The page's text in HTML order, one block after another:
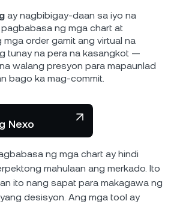
ay nagbibigay-daan sa iyo na
ng mga chart at
mga order gamit ang virtual na
tunay na pera na kasangkot —
walang presyon para mapaunlad
bago ka mag-commit.
Nexo
ng mga chart ay hindi
mahulaan ang merkado. Ito
ito nang sapat para makagawa ng
desisyon. Ang mga tool ay